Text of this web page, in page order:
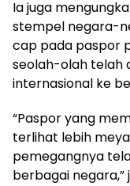
Ia juga
stempel negara-
cap pada paspor
seolah-olah telah
internasional ke
“Paspor yang
terlihat lebih
pemegangnya
berbagai negara,”